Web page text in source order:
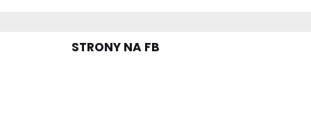
STRONY NA FB